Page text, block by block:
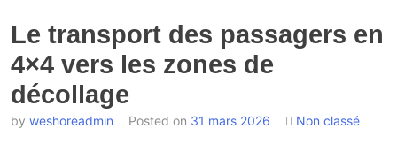
Le transport des passagers en
4×4 vers les zones de
décollage
by weshoreadmin Posted on 31 mars 2026 Non classé